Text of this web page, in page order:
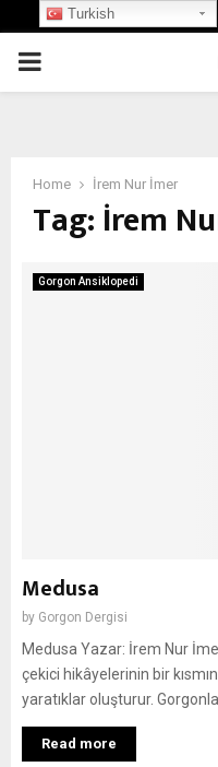
PRIMARY
Home İrem Nur İmer
Tag: İrem
Gorgon Ansiklopedi
Medusa
by Gorgon Dergisi
Medusa Yazar: İrem Nur
çekici hikâyelerinin bir
yaratıklar oluşturur.
Read more
Turkish